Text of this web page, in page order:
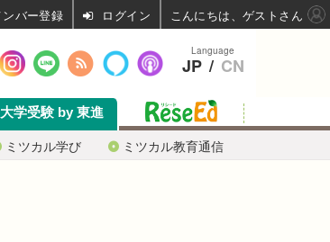
ミツカル学び ミツカル教育通信
大学受験 by 東進
Language
JP / CN
ログイン こんにちは、ゲストさん